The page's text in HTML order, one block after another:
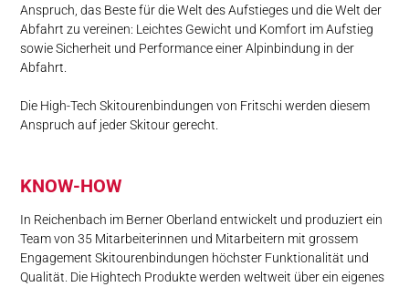
Anspruch, das Beste für die Welt des Aufstieges und die Welt der
Abfahrt zu vereinen: Leichtes Gewicht und Komfort im Aufstieg
sowie Sicherheit und Performance einer Alpinbindung in der
Abfahrt.
Die High-Tech Skitourenbindungen von Fritschi werden diesem
Anspruch auf jeder Skitour gerecht.
KNOW-HOW
In Reichenbach im Berner Oberland entwickelt und produziert ein
Team von 35 Mitarbeiterinnen und Mitarbeitern mit grossem
Engagement Skitourenbindungen höchster Funktionalität und
Qualität. Die Hightech Produkte werden weltweit über ein eigenes